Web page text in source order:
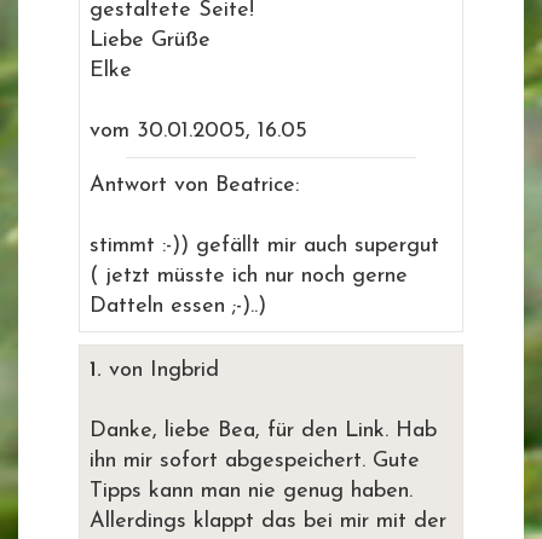
gestaltete Seite!
Liebe Grüße
Elke
vom 30.01.2005, 16.05
Antwort von Beatrice:
stimmt :-)) gefällt mir auch supergut
( jetzt müsste ich nur noch gerne
Datteln essen ;-)..)
1. von Ingbrid
Danke, liebe Bea, für den Link. Hab
ihn mir sofort abgespeichert. Gute
Tipps kann man nie genug haben.
Allerdings klappt das bei mir mit der